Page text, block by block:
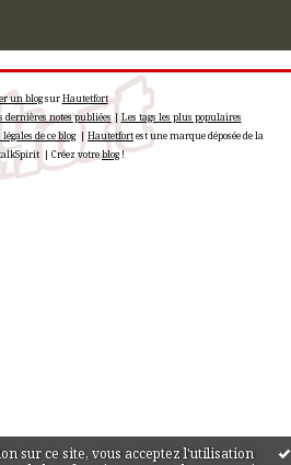
sur ce site, vous acceptez l'utilisation
un blogsurHautetfort
dernières notes publiées |Les tags les plus populaires
de ce blog| Hautetfortest une marque déposée de la
| Créez votreblog!